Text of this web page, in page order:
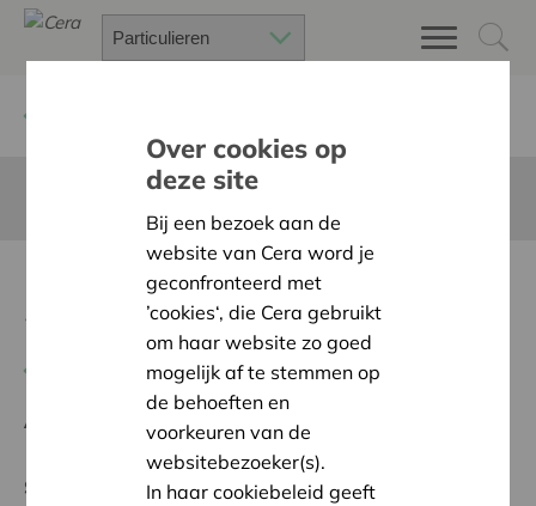
Prix de l'économie sociale
26
Terug naar overzicht
Ambitie: Sterke en breed gedragen coöperaties
Supraregional Project
Over cookies op
deze site
Bij een bezoek aan de
website van Cera word je
geconfronteerd met
’cookies‘, die Cera gebruikt
om haar website zo goed
mogelijk af te stemmen op
de behoeften en
voorkeuren van de
websitebezoeker(s).
In haar cookiebeleid geeft